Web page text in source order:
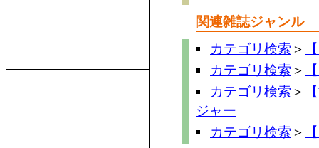
関連雑誌ジャンル
カテゴリ検索 ＞
カテゴリ検索 ＞
カテゴリ検索 ＞
ジャー
カテゴリ検索 ＞